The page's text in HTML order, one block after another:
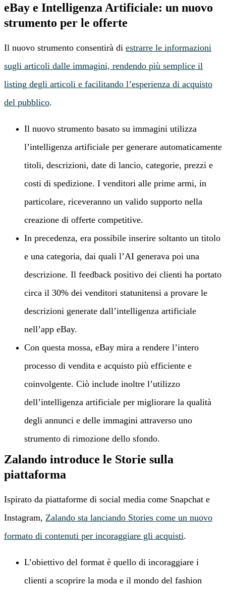
eBay e Intelligenza Artificiale: un nuovo
strumento per le offerte
Il nuovo strumento consentirà di estrarre le informazioni
sugli articoli dalle immagini, rendendo più semplice il
listing degli articoli e facilitando l’esperienza di acquisto
del pubblico.
Il nuovo strumento basato su immagini utilizza
l’intelligenza artificiale per generare automaticamente
titoli, descrizioni, date di lancio, categorie, prezzi e
costi di spedizione. I venditori alle prime armi, in
particolare, riceveranno un valido supporto nella
creazione di offerte competitive.
In precedenza, era possibile inserire soltanto un titolo
e una categoria, dai quali l’AI generava poi una
descrizione. Il feedback positivo dei clienti ha portato
circa il 30% dei venditori statunitensi a provare le
descrizioni generate dall’intelligenza artificiale
nell’app eBay.
Con questa mossa, eBay mira a rendere l’intero
processo di vendita e acquisto più efficiente e
coinvolgente. Ciò include inoltre l’utilizzo
dell’intelligenza artificiale per migliorare la qualità
degli annunci e delle immagini attraverso uno
strumento di rimozione dello sfondo.
Zalando introduce le Storie sulla
piattaforma
Ispirato da piattaforme di social media come Snapchat e
Instagram, Zalando sta lanciando Stories come un nuovo
formato di contenuti per incoraggiare gli acquisti.
L’obiettivo del format è quello di incoraggiare i
clienti a scoprire la moda e il mondo del fashion